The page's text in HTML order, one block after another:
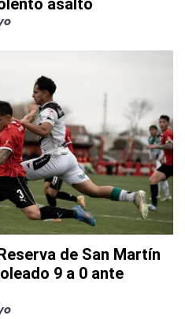
asalto
de San Martín
9 a 0 ante